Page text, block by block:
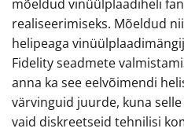
mõeldud vinüülplaadiheli
realiseerimiseks. Mõeldud
helipeaga
Fidelity seadmete
anna ka see eelvõimendi
värvinguid juurde, kuna
vaid diskreetseid tehnilisi